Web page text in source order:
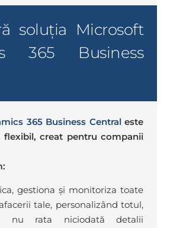
soluția Microsoft
365 Business
365 Business Central este
flexibil, creat pentru companii
gestiona și monitoriza toate
tale, personalizând totul,
nu rata niciodată detalii